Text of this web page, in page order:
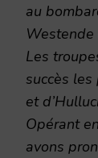
au
Les
succès les
et
Opérant
avons